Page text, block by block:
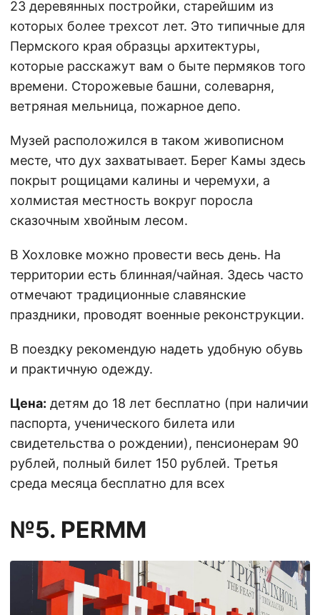
23 деревянных постройки, старейшим из
которых более трехсот лет. Это типичные для
Пермского края образцы архитектуры,
которые расскажут вам о быте пермяков того
времени. Сторожевые башни, солеварня,
ветряная мельница, пожарное депо.
Музей расположился в таком живописном
месте, что дух захватывает. Берег Камы здесь
покрыт рощицами калины и черемухи, а
холмистая местность вокруг поросла
сказочным хвойным лесом.
В Хохловке можно провести весь день. На
территории есть блинная/чайная. Здесь часто
отмечают традиционные славянские
праздники, проводят военные реконструкции.
В поездку рекомендую надеть удобную обувь
и практичную одежду.
Цена: детям до 18 лет бесплатно (при наличии
паспорта, ученического билета или
свидетельства о рождении), пенсионерам 90
рублей, полный билет 150 рублей. Третья
среда месяца бесплатно для всех
№5. PERMM